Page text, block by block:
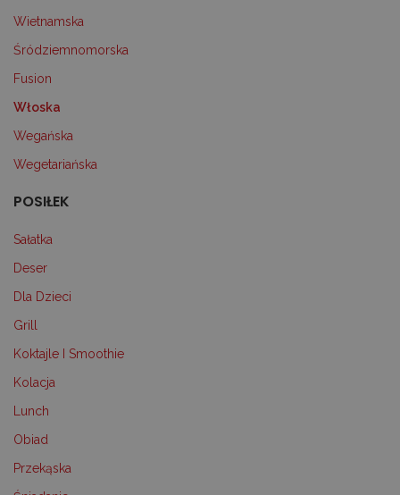
Wietnamska
Śródziemnomorska
Fusion
Włoska
Wegańska
Wegetariańska
POSIŁEK
Sałatka
Deser
Dla Dzieci
Grill
Koktajle I Smoothie
Kolacja
Lunch
Obiad
Przekąska